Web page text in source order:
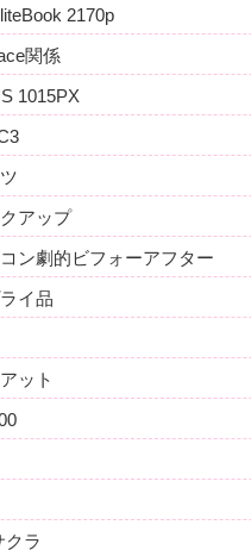
2170p
関係
1015PX
アップ
ン劇的ビフォーアフター
イ品
ット
クラ